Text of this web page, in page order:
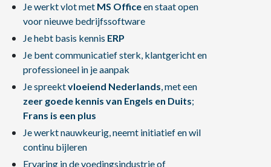
Je werkt vlot met MS Officeen staat open
voor nieuwe bedrijfssoftware
Je hebt basis kennis ERP
Je bent communicatief sterk, klantgericht en
professioneel in je aanpak
Je spreektvloeiend Nederlands, met een
zeer goede kennis van Engels en Duits;
Frans is een plus
Je werkt nauwkeurig, neemt initiatief en wil
continu bijleren
Ervaring in de voedingsindustrie of